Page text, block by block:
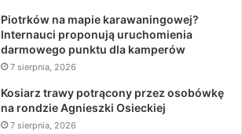
Piotrków na mapie karawaningowej?
Internauci proponują uruchomienia
darmowego punktu dla kamperów
7 sierpnia, 2026
Kosiarz trawy potrącony przez osobówkę
na rondzie Agnieszki Osieckiej
7 sierpnia, 2026